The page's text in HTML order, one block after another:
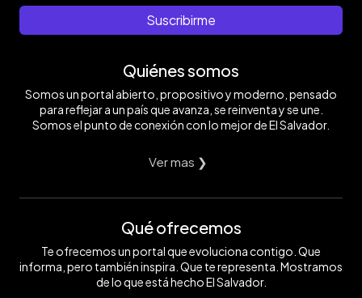
Suscribirme
Quiénes somos
Somos un portal abierto, propositivo y moderno, pensado
para reflejar a un país que avanza, se reinventa y se une.
Somos el punto de conexión con lo mejor de El Salvador.
Ver mas ❯
Qué ofrecemos
Te ofrecemos un portal que evoluciona contigo. Que
informa, pero también inspira. Que te representa. Mostramos
de lo que está hecho El Salvador.